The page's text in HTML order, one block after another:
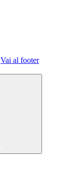
Vai al footer